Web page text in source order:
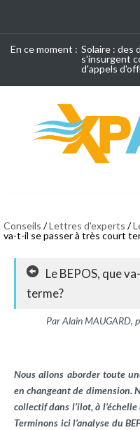
En ce moment : Solaire : des
s'insurgent
d'appels
Conseils /Lettres d'experts /
va-t-il se passer à très court
Le BEPOS, que
terme?
Par Alain MAUGARD,
Nous allons aborder toute
en changeant de dimension.
collectif dans l’ilot, à
Terminons ici l’analyse du